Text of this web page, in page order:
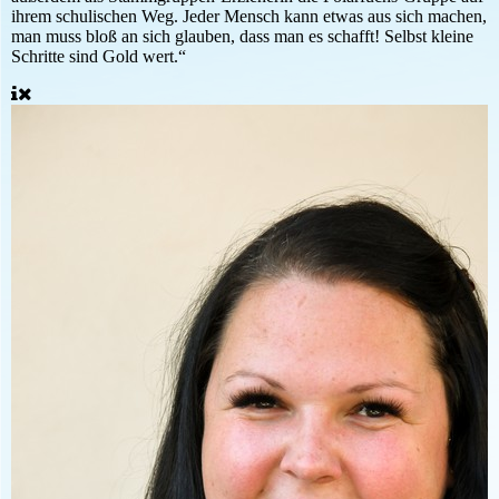
ihrem schulischen Weg. Jeder Mensch kann etwas aus sich machen,
man muss bloß an sich glauben, dass man es schafft! Selbst kleine
Schritte sind Gold wert.“